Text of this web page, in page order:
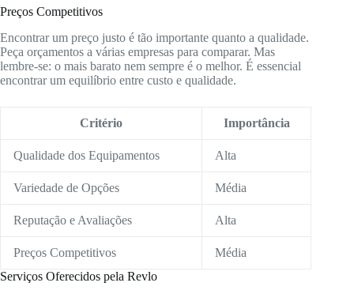
Preços Competitivos
Encontrar um preço justo é tão importante quanto a qualidade.
Peça orçamentos a várias empresas para comparar. Mas
lembre-se: o mais barato nem sempre é o melhor. É essencial
encontrar um equilíbrio entre custo e qualidade.
Critério Importância
Qualidade dos Equipamentos Alta
Variedade de Opções Média
Reputação e Avaliações Alta
Preços Competitivos
Média
Serviços Oferecidos pela Revlo